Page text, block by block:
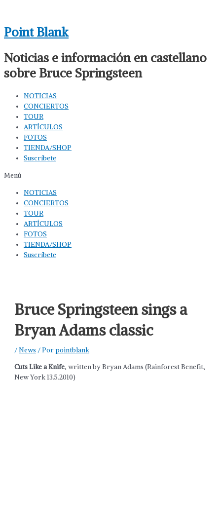
contenido
Point Blank
Noticias e información en castellano
sobre Bruce Springsteen
NOTICIAS
CONCIERTOS
TOUR
ARTÍCULOS
FOTOS
TIENDA/SHOP
Suscríbete
Menú
NOTICIAS
CONCIERTOS
TOUR
ARTÍCULOS
FOTOS
TIENDA/SHOP
Suscríbete
Bruce Springsteen sings a
Bryan Adams classic
/News / Porpointblank
Cuts Like a Knife, written by Bryan Adams (Rainforest Benefit,
New York 13.5.2010)